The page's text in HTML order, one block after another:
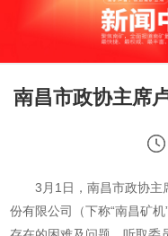
南昌市政协主席
3月1日，南昌市政协主
份有限公司（下称“南昌矿